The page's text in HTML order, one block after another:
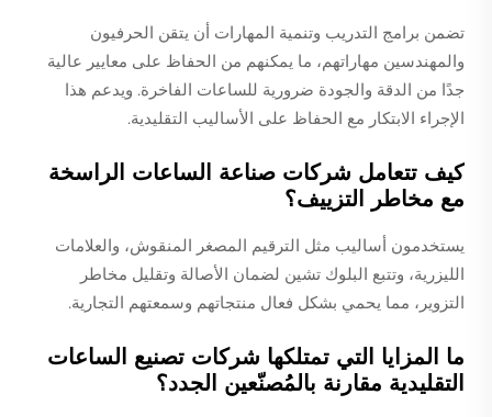
تضمن برامج التدريب وتنمية المهارات أن يتقن الحرفيون
والمهندسين مهاراتهم، ما يمكنهم من الحفاظ على معايير عالية
جدًا من الدقة والجودة ضرورية للساعات الفاخرة. ويدعم هذا
الإجراء الابتكار مع الحفاظ على الأساليب التقليدية.
كيف تتعامل شركات صناعة الساعات الراسخة
مع مخاطر التزييف؟
يستخدمون أساليب مثل الترقيم المصغر المنقوش، والعلامات
الليزرية، وتتبع البلوك تشين لضمان الأصالة وتقليل مخاطر
التزوير، مما يحمي بشكل فعال منتجاتهم وسمعتهم التجارية.
ما المزايا التي تمتلكها شركات تصنيع الساعات
التقليدية مقارنة بالمُصنّعين الجدد؟